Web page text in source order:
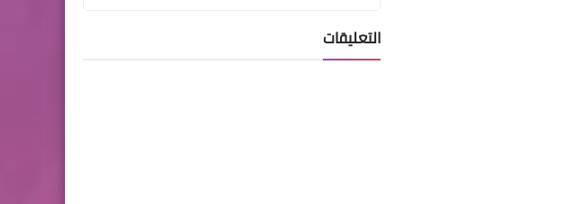
التعليقات